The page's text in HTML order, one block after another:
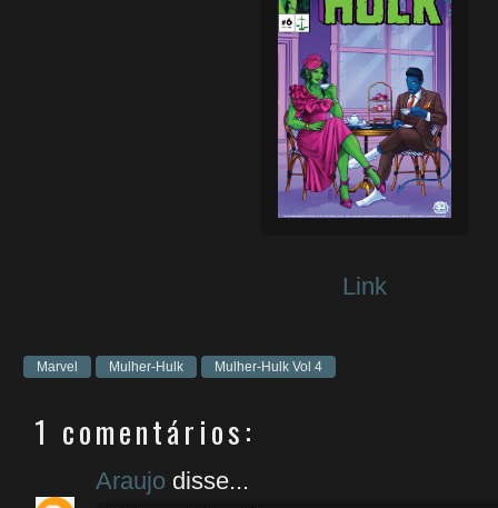
Link
Marvel Mulher-Hulk Mulher-Hulk Vol 4
1 comentários:
Araujo disse...